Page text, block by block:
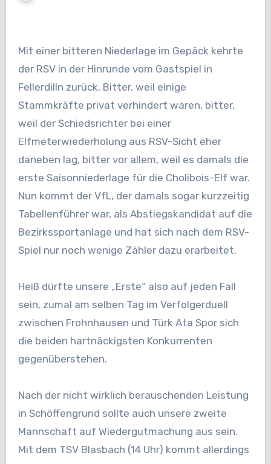
Mit einer bitteren Niederlage im Gepäck kehrte
der RSV in der Hinrunde vom Gastspiel in
Fellerdilln zurück. Bitter, weil einige
Stammkräfte privat verhindert waren, bitter,
weil der Schiedsrichter bei einer
Elfmeterwiederholung aus RSV-Sicht eher
daneben lag, bitter vor allem, weil es damals die
erste Saisonniederlage für die Cholibois-Elf war.
Nun kommt der VfL, der damals sogar kurzzeitig
Tabellenführer war, als Abstiegskandidat auf die
Bezirkssportanlage und hat sich nach dem RSV-
Spiel nur noch wenige Zähler dazu erarbeitet.
Heiß dürfte unsere „Erste“ also auf jeden Fall
sein, zumal am selben Tag im Verfolgerduell
zwischen Frohnhausen und Türk Ata Spor sich
die beiden hartnäckigsten Konkurrenten
gegenüberstehen.
Nach der nicht wirklich berauschenden Leistung
in Schöffengrund sollte auch unsere zweite
Mannschaft auf Wiedergutmachung aus sein.
Mit dem TSV Blasbach (14 Uhr) kommt allerdings